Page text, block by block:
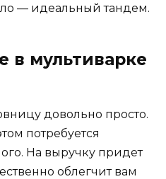
— идеальный тандем.
в мультиварке
довольно просто.
потребуется
На выручку придет
облегчит вам